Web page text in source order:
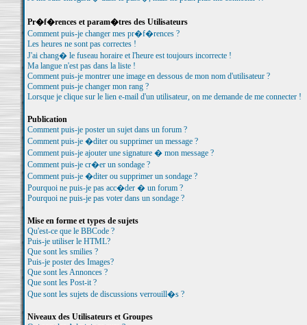
Pr�f�rences et param�tres des Utilisateurs
Comment puis-je changer mes pr�f�rences ?
Les heures ne sont pas correctes !
J'ai chang� le fuseau horaire et l'heure est toujours incorrecte !
Ma langue n'est pas dans la liste !
Comment puis-je montrer une image en dessous de mon nom d'utilisateur ?
Comment puis-je changer mon rang ?
Lorsque je clique sur le lien e-mail d'un utilisateur, on me demande de me connecter !
Publication
Comment puis-je poster un sujet dans un forum ?
Comment puis-je �diter ou supprimer un message ?
Comment puis-je ajouter une signature � mon message ?
Comment puis-je cr�er un sondage ?
Comment puis-je �diter ou supprimer un sondage ?
Pourquoi ne puis-je pas acc�der � un forum ?
Pourquoi ne puis-je pas voter dans un sondage ?
Mise en forme et types de sujets
Qu'est-ce que le BBCode ?
Puis-je utiliser le HTML?
Que sont les smilies ?
Puis-je poster des Images?
Que sont les Annonces ?
Que sont les Post-it ?
Que sont les sujets de discussions verrouill�s ?
Niveaux des Utilisateurs et Groupes